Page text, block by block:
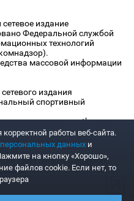
издание
Федеральной службой
технологий
массовой информации
издания
спортивный
«www.sportbox.ru»:
издания
СМИ сетевого издания
работы веб-сайта.
данных и
на кнопку «Хорошо»,
файлов cookie. Если нет, то